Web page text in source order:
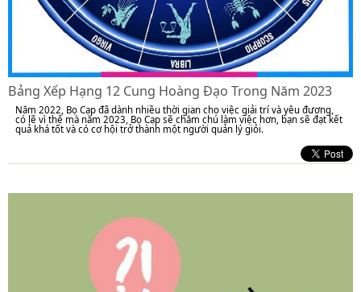
Bảng Xếp Hạng 12 Cung Hoàng Đạo Trong Năm 2023
Năm 2022, Bọ Cạp đã dành nhiều thời gian cho việc giải trí và yêu đương,
có lẽ vì thế mà năm 2023, Bọ Cạp sẽ chăm chú làm việc hơn, bạn sẽ đạt kết
quả khá tốt và có cơ hội trở thành một người quản lý giỏi.